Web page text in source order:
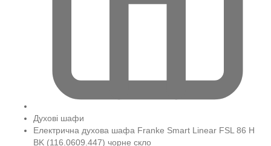
Духові шафи
Електрична духова шафа Franke Smart Linear FSL 86 H
BK (116.0609.447) чорне скло